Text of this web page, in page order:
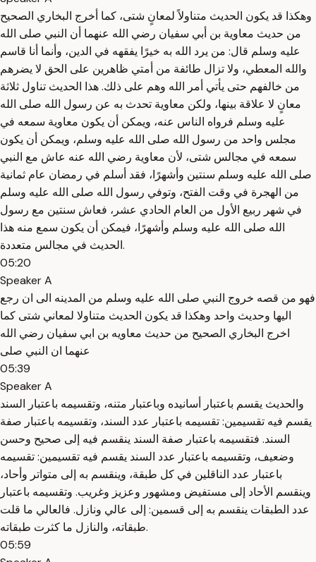
وهكذا قد يكون الحديث متناولاً لمعانٍ شتى، كما أخرج البخاري الصحيح
من حديث معاوية بن أبي سفيان رضي الله عنهما أن النبي صلى الله
عليه وسلم قال: من يرد الله به خيرًا يفقهه في الدين، وأنما أنا قاسم
والله المعطي، ولا تزال طائفة من أمتي ظاهرين على الحق لا يضرهم
من خالفهم حتى يأتي أمر الله وهم على ذلك. هذا الحديث تناول ثلاثة
معانٍ لا علاقة بينها، ولكن معاوية تحدث به عن رسول الله صلى الله
عليه وسلم فرواه الناس عنه، ويمكن أن يكون معاوية سمعه في
مجلس واحد من رسول الله صلى الله عليه وسلم، ويمكن أن يكون
سمعه في مجالس شتى، لأن معاوية رضي الله عنه عاش مع النبي
صلى الله عليه وسلم سنتين وأشهرًا، فقد أسلم في رمضان عام ثمانية
من الهجرة في وقت الفتح، وتوفي رسول الله صلى الله عليه وسلم
في شهر ربيع الأول من العام الحادي عشر، فعاش سنتين مع رسول
الله صلى الله عليه وسلم وأشهرًا، فيمكن أن يكون سمع منه هذا
الحديث في مجالس متعددة.
05:20
Speaker A
فهو من قصه خروج النبي صلى الله عليه وسلم من المدينه الى ان رجع
اليها وحديث واحد وهكذا قد يكون الحديث متناولا لمعاني شتى كما
اخرج البخاري الصحيح من حديث معاويه بن ابي سفيان رضي الله
عنهما ان النبي صلى
05:39
Speaker A
والحديث يقسم باعتبار أسانيده وباعتبار متنه، وتقسيمه باعتبار السند
يقسم فيه تقسيمين: تقسيمه باعتبار عدد السند، وتقسيمه باعتبار صفة
السند. فتقسيمه باعتبار صفة السند ينقسم فيه إلى صحيح وحسن
وضعيف، وتقسيمه باعتبار عدد السند يقسم فيه تقسيمين: تقسيمه
باعتبار عدد الناقلين في كل طبقة، وينقسم به إلى متواتر وأحاد،
وينقسم الأحاد إلى مستفيض ومشهور وعزيز وغريب. وتقسيمه باعتبار
عدد الطبقات ينقسم به إلى قسمين: إلى عالي ونازل. فالعالي ما قلت
طبقاته، والنازل ما كثرت طبقاته.
05:59